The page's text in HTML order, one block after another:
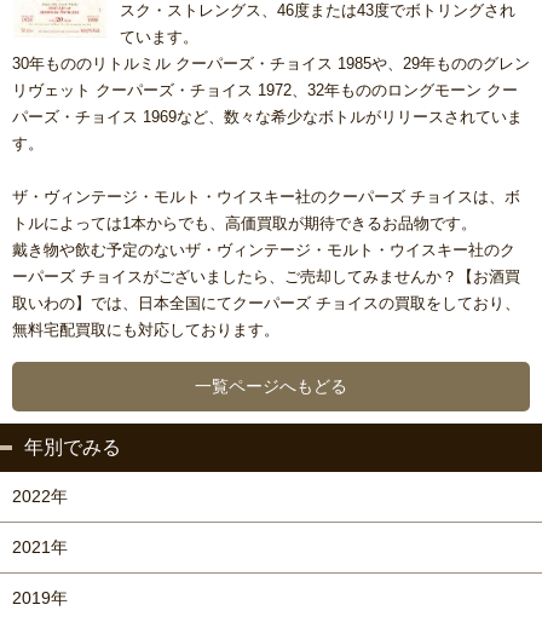
スク・ストレングス、46度または43度でボトリングされ
ています。
30年もののリトルミル クーパーズ・チョイス 1985や、29年もののグレン
リヴェット クーパーズ・チョイス 1972、32年もののロングモーン クー
パーズ・チョイス 1969など、数々な希少なボトルがリリースされていま
す。
ザ・ヴィンテージ・モルト・ウイスキー社のクーパーズ チョイスは、ボ
トルによっては1本からでも、高価買取が期待できるお品物です。
戴き物や飲む予定のないザ・ヴィンテージ・モルト・ウイスキー社のク
ーパーズ チョイスがございましたら、ご売却してみませんか？【お酒買
取いわの】では、日本全国にてクーパーズ チョイスの買取をしており、
無料宅配買取にも対応しております。
一覧ページへもどる
年別でみる
2022年
2021年
2019年